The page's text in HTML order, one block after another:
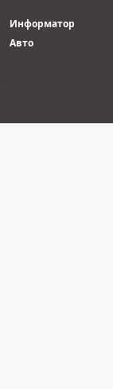
Информатор
Авто